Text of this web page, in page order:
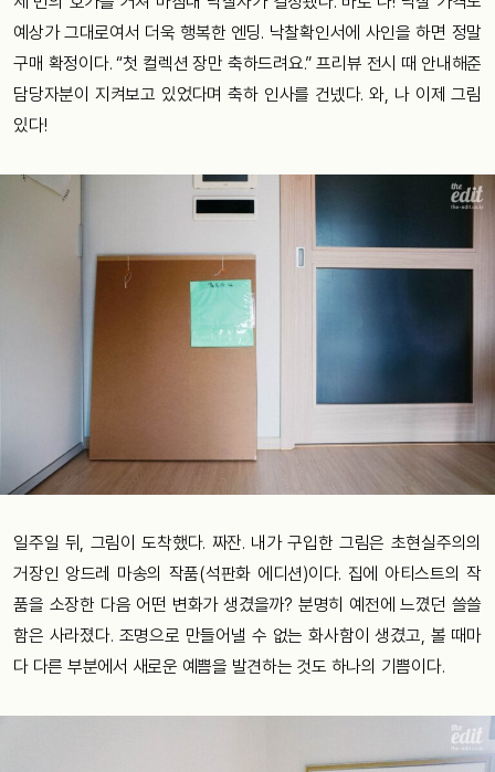
예상가 그대로여서 더욱 행복한 엔딩. 낙찰확인서에 사인을 하면 정말
구매 확정이다. “첫 컬렉션 장만 축하드려요.” 프리뷰 전시 때 안내해준
담당자분이 지켜보고 있었다며 축하 인사를 건넸다. 와, 나 이제 그림
있다!
일주일 뒤, 그림이 도착했다. 짜잔. 내가 구입한 그림은 초현실주의의
거장인 앙드레 마송의 작품(석판화 에디션)이다. 집에 아티스트의 작
품을 소장한 다음 어떤 변화가 생겼을까? 분명히 예전에 느꼈던 쓸쓸
함은 사라졌다. 조명으로 만들어낼 수 없는 화사함이 생겼고, 볼 때마
다 다른 부분에서 새로운 예쁨을 발견하는 것도 하나의 기쁨이다.